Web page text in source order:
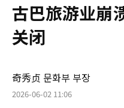
古巴旅游业崩
关闭
奇秀贞 문화부 부장
2026-06-02 11:06